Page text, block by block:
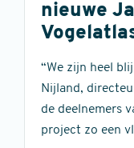
nieuwe
“We zijn heel
Nijland,
de deelnemers
project zo een